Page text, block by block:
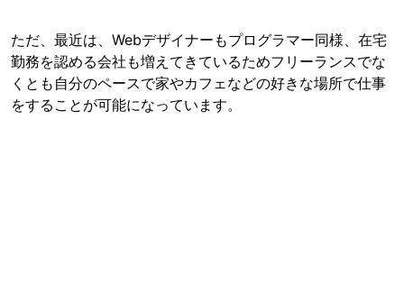
ただ、最近は、Webデザイナーもプログラマー同様、在宅
勤務を認める会社も増えてきているためフリーランスでな
くとも自分のペースで家やカフェなどの好きな場所で仕事
をすることが可能になっています。